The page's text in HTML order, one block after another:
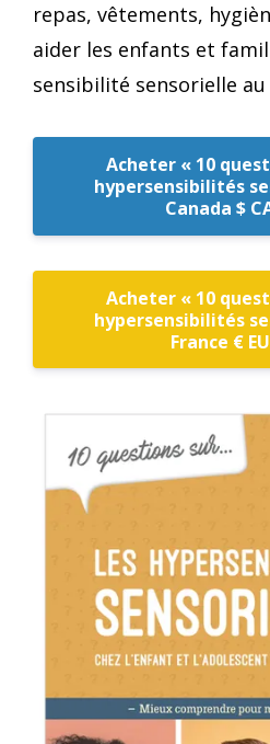
repas, vêtements,
aider les enfants et
sensibilité sensorielle
Acheter « 10
hypersensibilités
Canada $
Acheter « 10
hypersensibilités
France €